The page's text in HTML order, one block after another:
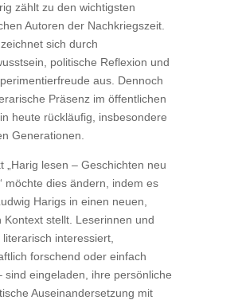
zählt zu den wichtigsten
Autoren der Nachkriegszeit.
sich durch
politische Reflexion und
aus. Dennoch
Präsenz im öffentlichen
heute rückläufig, insbesondere
Generationen.
„Harig lesen – Geschichten neu
möchte dies ändern, indem es
Harigs in einen neuen,
Kontext stellt. Leserinnen und
interessiert,
forschend oder einfach
sind eingeladen, ihre persönliche
Auseinandersetzung mit